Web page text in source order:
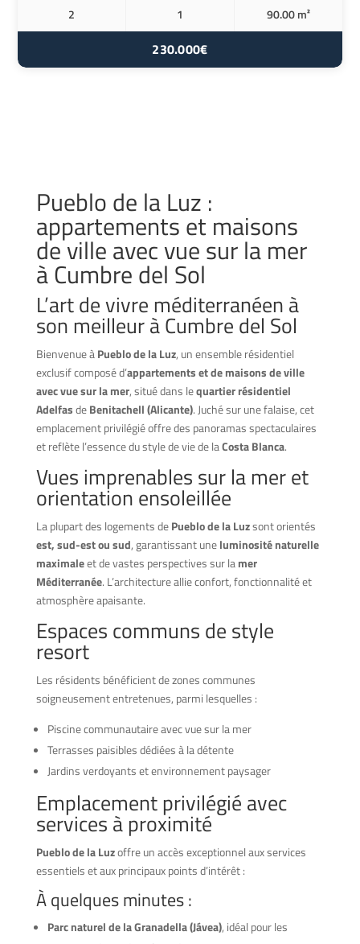
2
1 90.00 m²
230.000€
Pueblo de la Luz :
appartements et maisons
de ville avec vue sur la mer
à Cumbre del Sol
L’art de vivre méditerranéen à
son meilleur à Cumbre del Sol
Bienvenue àPueblo de la Luz, un ensemble résidentiel
exclusif composé d’appartements et de maisons de ville
avec vue sur la mer, situé dans lequartier résidentiel
AdelfasdeBenitachell (Alicante). Juché sur une falaise, cet
emplacement privilégié offre des panoramas spectaculaires
et reflète l’essence du style de vie de laCosta Blanca.
Vues imprenables sur la mer et
orientation ensoleillée
La plupart des logements dePueblo de la Luzsont orientés
est, sud-est ou sud, garantissant uneluminosité naturelle
maximaleet de vastes perspectives sur lamer
Méditerranée. L’architecture allie confort, fonctionnalité et
atmosphère apaisante.
Espaces communs de style
resort
Les résidents bénéficient de zones communes
soigneusement entretenues, parmi lesquelles :
Piscine communautaire avec vue sur la mer
Terrasses paisibles dédiées à la détente
Jardins verdoyants et environnement paysager
Emplacement privilégié avec
services à proximité
Pueblo de la Luzoffre un accès exceptionnel aux services
essentiels et aux principaux points d’intérêt :
À quelques minutes :
Parc naturel de la Granadella (Jávea), idéal pour les